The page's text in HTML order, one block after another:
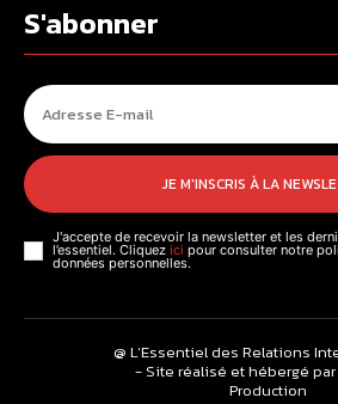
4,00 €
S'abonner
JE M'INSCRIS À LA
J'accepte de recevoir la newsletter et les
l’essentiel. Cliquez ici pour consulter notre
données personnelles.
@ L’Essentiel des Relations
- Site réalisé et hébergé par
Production